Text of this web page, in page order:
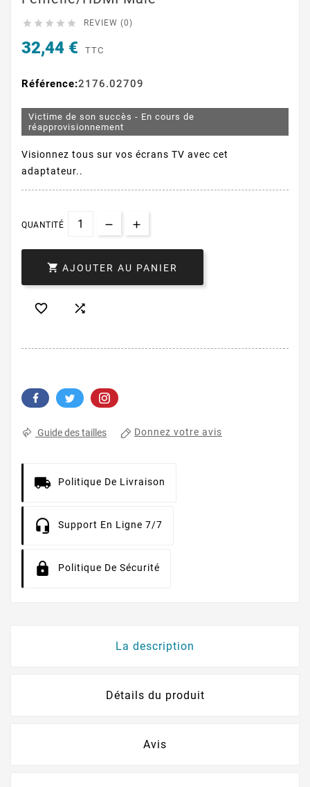
     REVIEW (0)
32,44 € TTC
Référence:2176.02709
Victime de son succès - En cours de
réapprovisionnement
Visionnez tous sur vos écrans TV avec cet
adaptateur..
QUANTITÉ
 AJOUTER AU PANIER
 
Guide des tailles Donnez votre avis
Politique De Livraison
Support En Ligne 7/7
Politique De Sécurité
La description
Détails du produit
Avis